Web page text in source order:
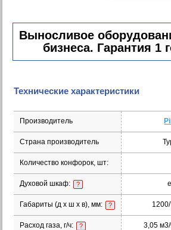
Выносливое
бизнеса. Гарантия 1
Технические характеристики
Производитель
Страна производитель
Количество конфорок, шт:
Духовой шкаф: ?
Габариты (д х ш х в), мм: ?
Расход газа, г/ч: ? 3,05 м3/